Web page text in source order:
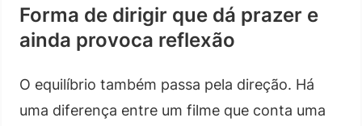
Forma de dirigir que dá prazer e
ainda provoca reflexão
O equilíbrio também passa pela direção. Há
uma diferença entre um filme que conta uma